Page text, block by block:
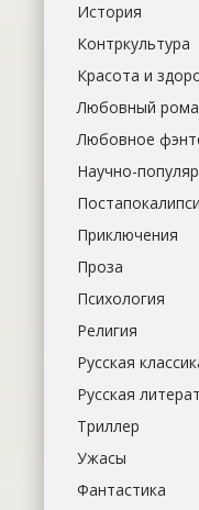
История
Контркультура
Красота и
Любовный
Любовное
Научно-
Приключения
Проза
Психология
Религия
Русская
Русская
Триллер
Ужасы
Фантастика